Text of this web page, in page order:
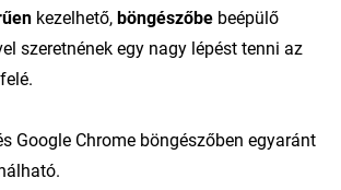
kezelhető, böngészőbe beépülő
szeretnének egy nagy lépést tenni az
Google Chrome böngészőben egyaránt